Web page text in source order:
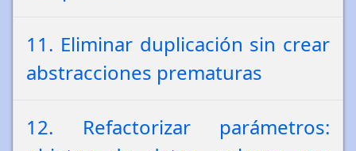
11. Eliminar duplicación sin crear
abstracciones prematuras
12. Refactorizar parámetros: